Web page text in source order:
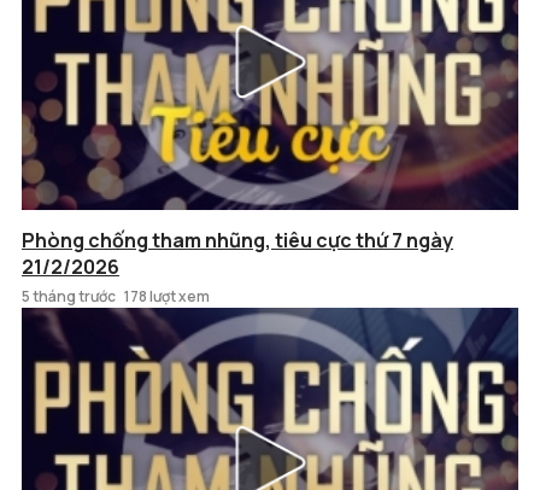
Phòng chống tham nhũng, tiêu cực thứ 7 ngày
21/2/2026
5 tháng trước 178 lượt xem